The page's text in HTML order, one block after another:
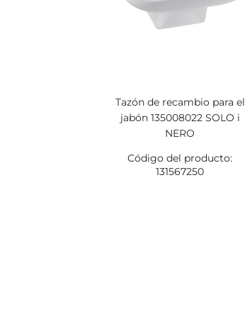
Tazón de recambio para el
jabón 135008022 SOLO i
NERO
Código del producto:
131567250